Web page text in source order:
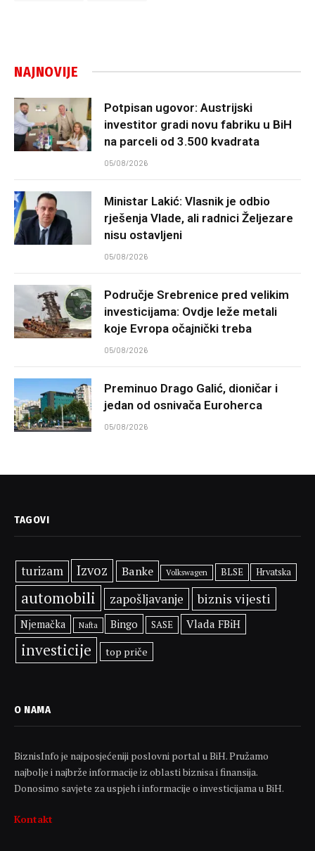
NAJNOVIJE
Potpisan ugovor: Austrijski
investitor gradi novu fabriku u BiH
na parceli od 3.500 kvadrata
05/08/2026
Ministar Lakić: Vlasnik je odbio
rješenja Vlade, ali radnici Željezare
nisu ostavljeni
05/08/2026
Područje Srebrenice pred velikim
investicijama: Ovdje leže metali
koje Evropa očajnički treba
05/08/2026
Preminuo Drago Galić, dioničar i
jedan od osnivača Euroherca
05/08/2026
TAGOVI
turizam Izvoz Banke Volkswagen BLSE Hrvatska
automobili zapošljavanje biznis vijesti
Njemačka Nafta Bingo SASE Vlada FBiH
investicije top priče
O NAMA
BiznisInfo je najposjećeniji poslovni portal u BiH. Pružamo
najbolje i najbrže informacije iz oblasti biznisa i finansija.
Donosimo savjete za uspjeh i informacije o investicijama u BiH.
Kontakt